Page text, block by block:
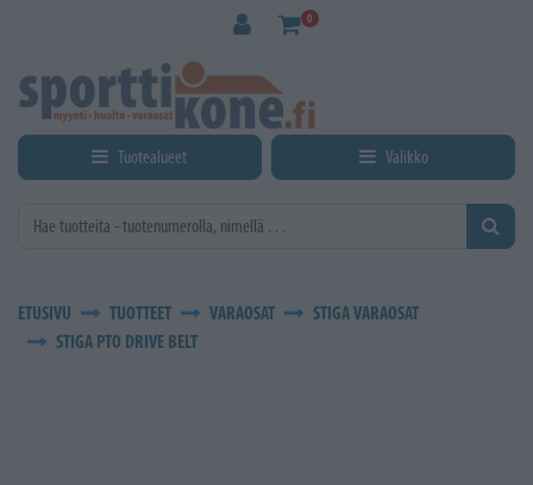
0
Tuotealueet Valikko
ETUSIVU TUOTTEET VARAOSAT
STIGA VARAOSAT
STIGA PTO DRIVE BELT